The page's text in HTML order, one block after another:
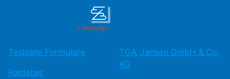
Testseite Formulare
Ratgeber
TGA Jansen GmbH & Co.
KG